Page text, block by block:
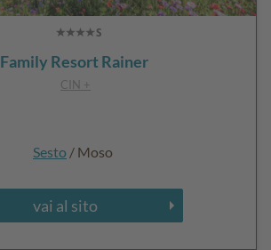
Family Resort Rainer
CIN +
Sesto / Moso
vai al sito